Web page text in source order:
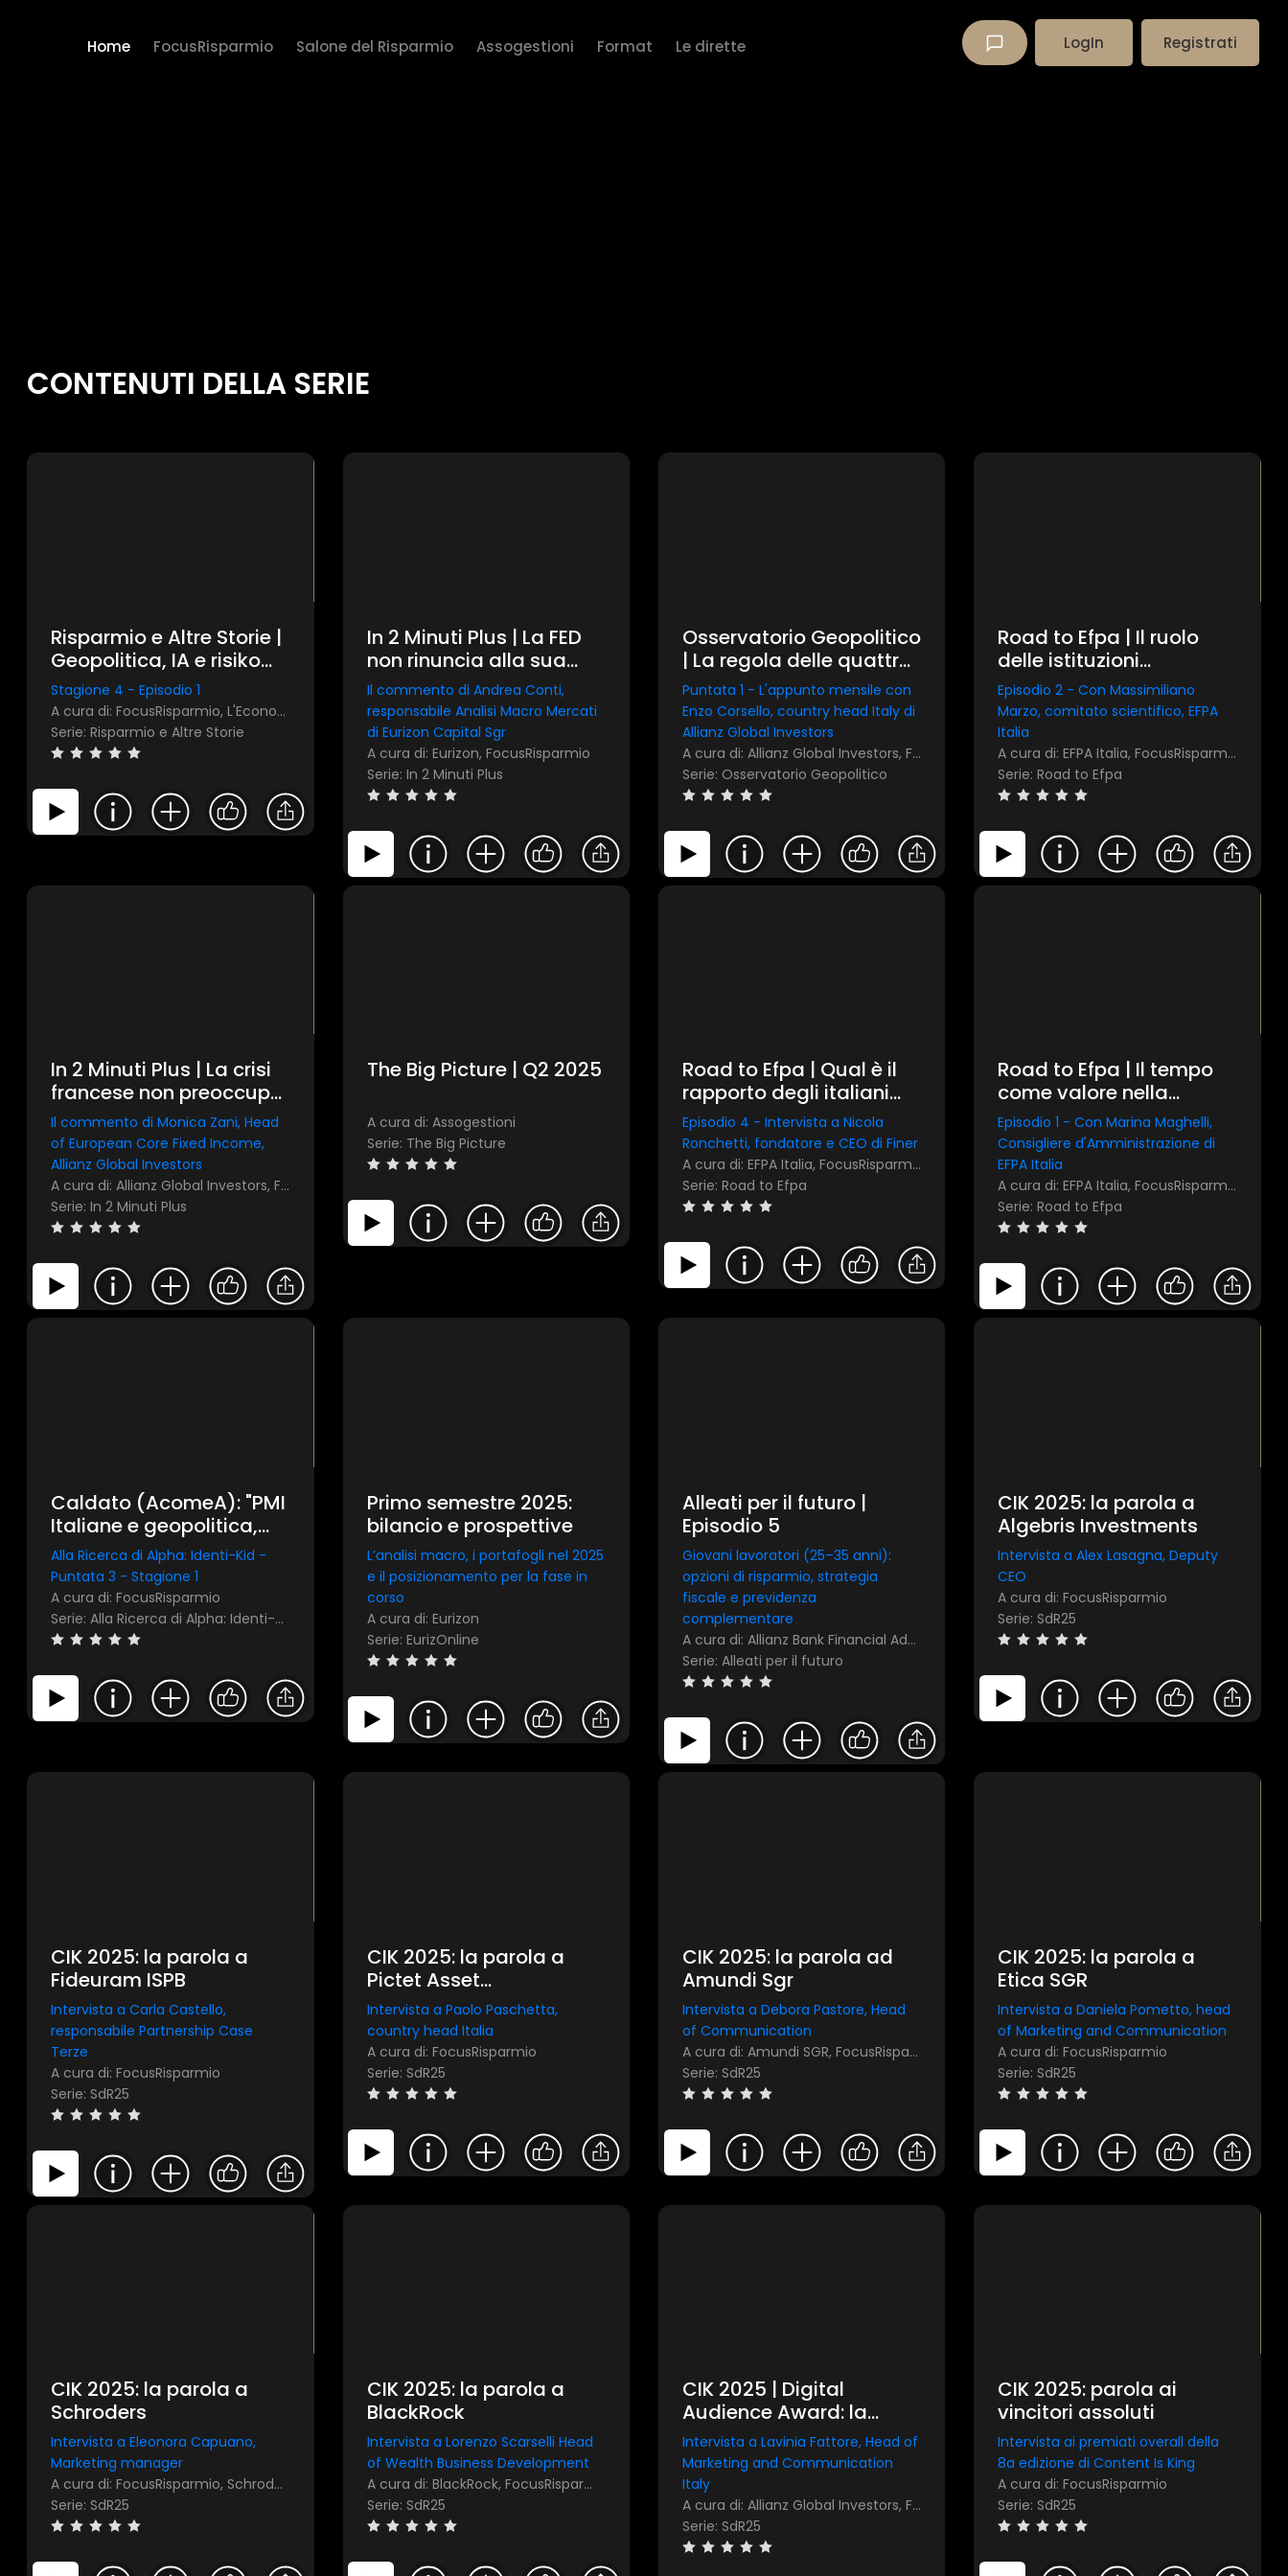
CONTENUTI DELLA SERIE
Risparmio e Altre Storie |
Geopolitica, IA e risiko
bancario: rassegna delle
notizie più importanti di
settembre 2025
Stagione 4 - Episodio 1
A cura di: FocusRisparmio, L'Economia del Corriere della Sera
Serie: Risparmio e Altre Storie
In 2 Minuti Plus | La FED
non rinuncia alla sua
indipendenza
Il commento di Andrea Conti,
responsabile Analisi Macro Mercati
di Eurizon Capital Sgr
A cura di: Eurizon, FocusRisparmio
Serie: In 2 Minuti Plus
Osservatorio Geopolitico
| La regola delle quattro
F: come gli investitori si
orientano in un mondo
frammentato
Puntata 1 - L'appunto mensile con
Enzo Corsello, country head Italy di
Allianz Global Investors
A cura di: Allianz Global Investors, FocusRisparmio
Serie: Osservatorio Geopolitico
Road to Efpa | Il ruolo
delle istituzioni
nell'educazione alla cura
del tempo
Episodio 2 - Con Massimiliano
Marzo, comitato scientifico, EFPA
Italia
A cura di: EFPA Italia, FocusRisparmio
Serie: Road to Efpa
In 2 Minuti Plus | La crisi
francese non preoccupa
la BCE
Il commento di Monica Zani, Head
of European Core Fixed Income,
Allianz Global Investors
A cura di: Allianz Global Investors, FocusRisparmio
Serie: In 2 Minuti Plus
The Big Picture | Q2 2025
A cura di: Assogestioni
Serie: The Big Picture
Road to Efpa | Qual è il
rapporto degli italiani
con il tempo e la
consulenza finanziaria?
Episodio 4 - Intervista a Nicola
Ronchetti, fondatore e CEO di Finer
A cura di: EFPA Italia, FocusRisparmio
Serie: Road to Efpa
Road to Efpa | Il tempo
come valore nella
pianificazione finanziaria
Episodio 1 - Con Marina Maghelli,
Consigliere d'Amministrazione di
EFPA Italia
A cura di: EFPA Italia, FocusRisparmio
Serie: Road to Efpa
Caldato (AcomeA): "PMI
Italiane e geopolitica,
poca visibilità e
guidance incerta". La
chiave: il management
Alla Ricerca di Alpha: Identi-Kid -
Puntata 3 - Stagione 1
A cura di: FocusRisparmio
Serie: Alla Ricerca di Alpha: Identi-Kid
Primo semestre 2025:
bilancio e prospettive
L’analisi macro, i portafogli nel 2025
e il posizionamento per la fase in
corso
A cura di: Eurizon
Serie: EurizOnline
Alleati per il futuro |
Episodio 5
Giovani lavoratori (25–35 anni):
opzioni di risparmio, strategia
fiscale e previdenza
complementare
A cura di: Allianz Bank Financial Advisors, FocusRisparmio
Serie: Alleati per il futuro
CIK 2025: la parola a
Algebris Investments
Intervista a Alex Lasagna, Deputy
CEO
A cura di: FocusRisparmio
Serie: SdR25
CIK 2025: la parola a
Fideuram ISPB
Intervista a Carla Castello,
responsabile Partnership Case
Terze
A cura di: FocusRisparmio
Serie: SdR25
CIK 2025: la parola a
Pictet Asset
Management
Intervista a Paolo Paschetta,
country head Italia
A cura di: FocusRisparmio
Serie: SdR25
CIK 2025: la parola ad
Amundi Sgr
Intervista a Debora Pastore, Head
of Communication
A cura di: Amundi SGR, FocusRisparmio
Serie: SdR25
CIK 2025: la parola a
Etica SGR
Intervista a Daniela Pometto, head
of Marketing and Communication
A cura di: FocusRisparmio
Serie: SdR25
CIK 2025: la parola a
Schroders
Intervista a Eleonora Capuano,
Marketing manager
A cura di: FocusRisparmio, Schroders​​
Serie: SdR25
CIK 2025: la parola a
BlackRock
Intervista a Lorenzo Scarselli Head
of Wealth Business Development
A cura di: BlackRock, FocusRisparmio
Serie: SdR25
CIK 2025 | Digital
Audience Award: la
parola a Allianz Global
Investors
Intervista a Lavinia Fattore, Head of
Marketing and Communication
Italy
A cura di: Allianz Global Investors, FocusRisparmio
Serie: SdR25
CIK 2025: parola ai
vincitori assoluti
Intervista ai premiati overall della
8a edizione di Content Is King
A cura di: FocusRisparmio
Serie: SdR25
5 stars
4 stars
3 stars
2 stars
1 star
LogIn Registrati
Home FocusRisparmio Salone del Risparmio Assogestioni Format Le dirette